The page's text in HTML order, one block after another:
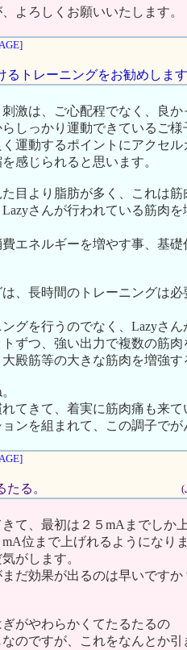
よろしくお願いいたします。
るトレーニングをお勧めします
激は、ご心配程でなく、良か
しっかり運動できているご
運動するポイントにアクセ
感じられると思います。
目より脂肪が多く、これは
さんが行われている筋肉
エネルギーを増やす事、基
、長時間のトレーニングは
グを行うのでなく、Lazyさ
ずつ、強い出力で複数の筋
殿筋等の大きな筋肉を増強
てきて、着実に筋肉痛も来
ンを組まれて、この調子で
る。 (
て、最初は２５mAまでしか
位まで上げれるようになり
がします。
だ効果が出るのは早いです
がやわらかくてたるたるの
のですが、これをなんとか